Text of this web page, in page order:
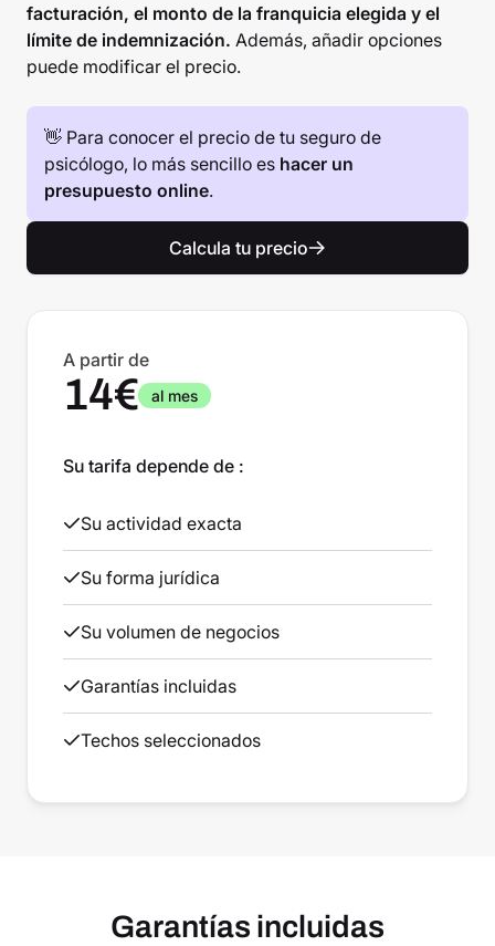
facturación, el monto de la franquicia elegida y el
límite de indemnización. Además, añadir opciones
puede modificar el precio.
👋 Para conocer el precio de tu seguro de
psicólogo, lo más sencillo es hacer un
presupuesto online.
Calcula tu precio
A partir de
14€ al mes
Su tarifa depende de :
Su actividad exacta
Su forma jurídica
Su volumen de negocios
Garantías incluidas
Techos seleccionados
Garantías incluidas